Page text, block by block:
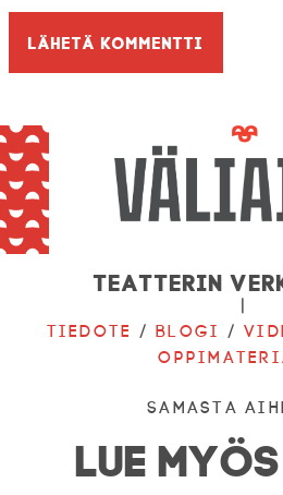
Teatterin
|
Tiedote /Blogi /
Samasta
LUE